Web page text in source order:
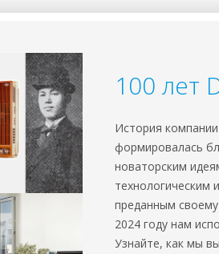
100 лет
История
формировалась
новаторским
технологическим
преданным
2024 году нам
Узнайте, как мы